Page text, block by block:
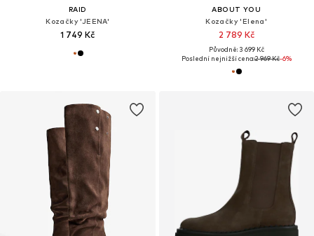
RAID
Kozačky 'JEENA'
1 749 Kč
ABOUT YOU
Kozačky 'Elena'
2 789 Kč
Původně: 3 699 Kč
Poslední nejnižší cena:2 969 Kč-6%